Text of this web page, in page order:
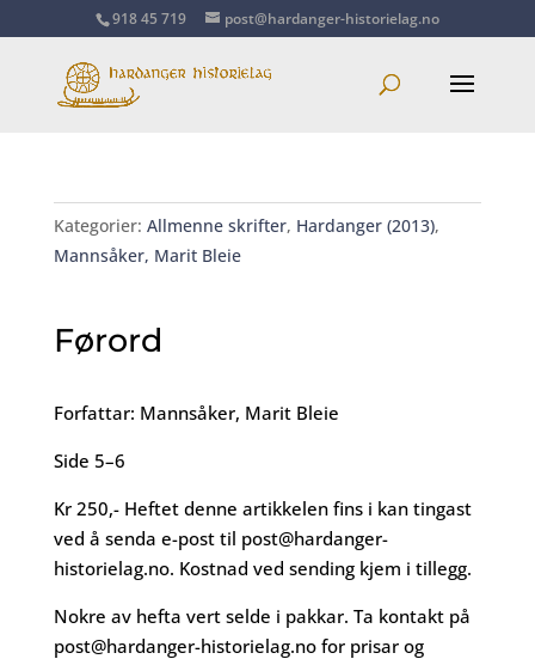
918 45 719 post@hardanger-historielag.no
Kategorier: Allmenne skrifter, Hardanger (2013),
Mannsåker, Marit Bleie
Førord
Forfattar: Mannsåker, Marit Bleie
Side 5–6
Kr 250,- Heftet denne artikkelen fins i kan tingast
ved å senda e-post til post@hardanger-
historielag.no. Kostnad ved sending kjem i tillegg.
Nokre av hefta vert selde i pakkar. Ta kontakt på
post@hardanger-historielag.nofor prisar og